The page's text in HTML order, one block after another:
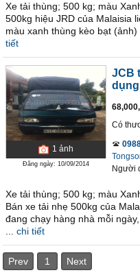
Xe tải thùng; 500 kg; màu
500kg hiệu JRD của Malaisia
màu xanh thùng kèo bạt (ảnh)
tiết
1 ảnh
Đăng ngày: 10/09/2014
JCB
dụng
Có
Người
Xe tải thùng; 500 kg; màu
Bán xe tải nhẹ 500kg của
đang chạy hàng nhà mỗi
chi tiết
Prev 1 Next